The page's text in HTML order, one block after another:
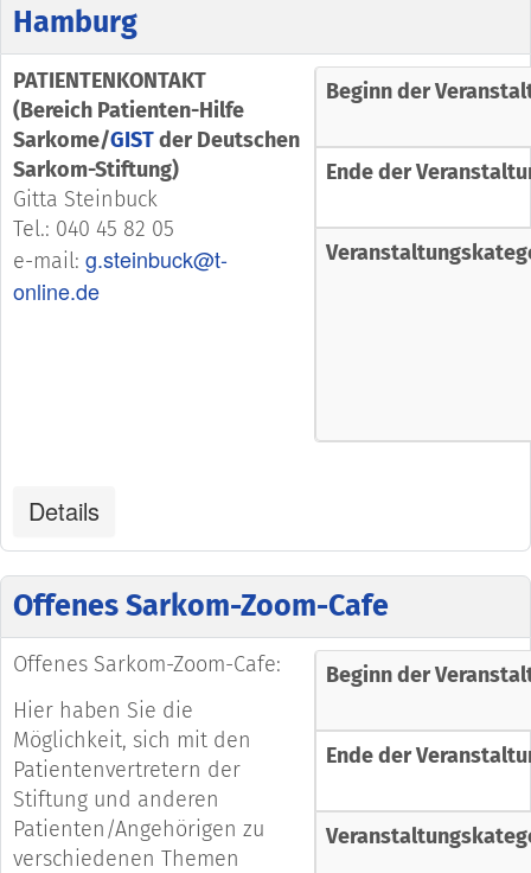
Hamburg
PATIENTENKONTAKT
(Bereich Patienten-Hilfe
Sarkome/GISTder Deutschen
Sarkom-Stiftung)
Gitta Steinbuck
Tel.: 040 45 82 05
e-mail: g.steinbuck@t-
online.de
Beginn der
Ende der
Details
Offenes Sarkom-Zoom-Cafe
Offenes Sarkom-Zoom-Cafe:
Hier haben Sie die
Möglichkeit, sich mit den
Patientenvertretern der
Stiftung und anderen
Patienten/Angehörigen zu
verschiedenen Themen
Beginn der
Ende der